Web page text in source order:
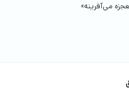
می‌آفرینه»